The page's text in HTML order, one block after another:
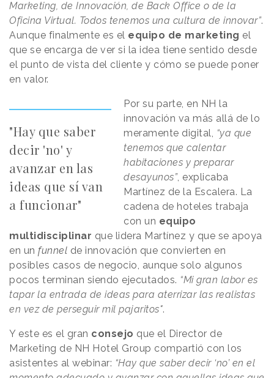
Marketing, de Innovación, de Back Office o de la
Oficina Virtual. Todos tenemos una cultura de innovar”.
Aunque finalmente es el equipo de marketing el
que se encarga de ver si la idea tiene sentido desde
el punto de vista del cliente y cómo se puede poner
en valor.
"Hay que saber
decir 'no' y
avanzar en las
ideas que sí van
a funcionar"
Por su parte, en NH la
innovación va más allá de lo
meramente digital, “ya que
tenemos que calentar
habitaciones y preparar
desayunos”, explicaba
Martínez de la Escalera. La
cadena de hoteles trabaja
con un equipo
multidisciplinar que lidera Martínez y que se apoya
en un funnel de innovación que convierten en
posibles casos de negocio, aunque solo algunos
pocos terminan siendo ejecutados. “Mi gran labor es
tapar la entrada de ideas para aterrizar las realistas
en vez de perseguir mil pajaritos".
Y este es el gran consejo que el Director de
Marketing de NH Hotel Group compartió con los
asistentes al webinar: “Hay que saber decir ‘no’ en el